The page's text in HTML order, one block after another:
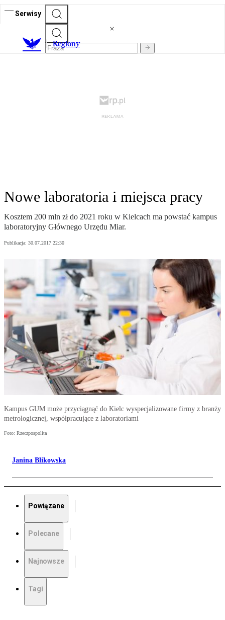
Serwisy
Regiony
Nowe laboratoria i miejsca pracy
Kosztem 200 mln zł do 2021 roku w Kielcach ma powstać kampus
laboratoryjny Głównego Urzędu Miar.
Publikacja: 30.07.2017 22:30
Kampus GUM może przyciągnąć do Kielc wyspecjalizowane firmy z branży
metrologicznej, współpracujące z laboratoriami
Foto: Rzeczpospolita
Janina Blikowska
Powiązane
Polecane
Najnowsze
Tagi